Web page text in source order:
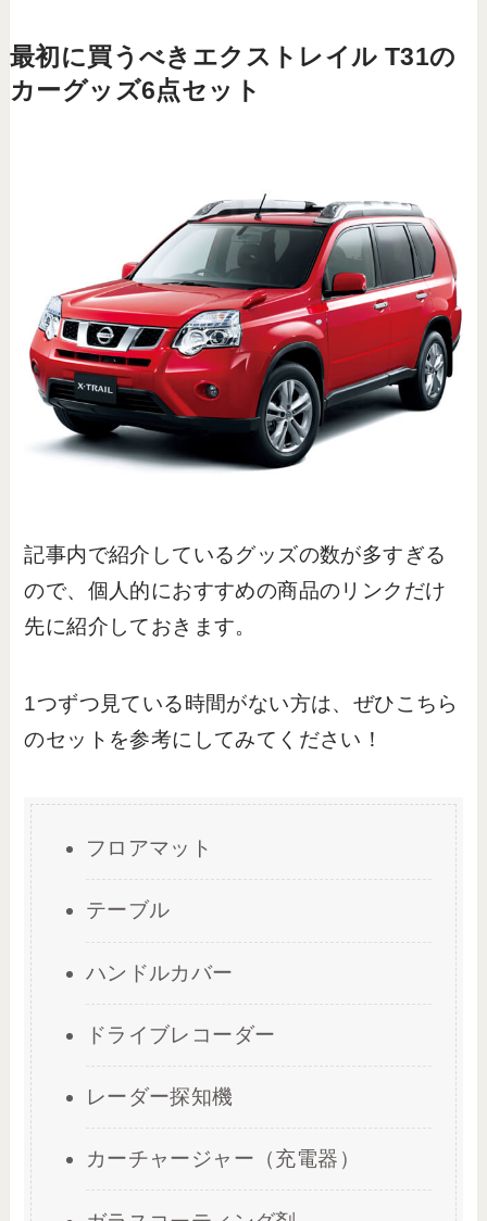
最初に買うべきエクストレイル T31の
カーグッズ6点セット
記事内で紹介しているグッズの数が多すぎる
ので、個人的におすすめの商品のリンクだけ
先に紹介しておきます。
1つずつ見ている時間がない方は、ぜひこちら
のセットを参考にしてみてください！
フロアマット
テーブル
ハンドルカバー
ドライブレコーダー
レーダー探知機
カーチャージャー（充電器）